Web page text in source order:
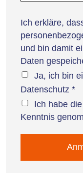
Ich erkläre,
und bin damit
Daten
Ja, ich bin
Datenschutz *
Ich habe die
Kenntnis